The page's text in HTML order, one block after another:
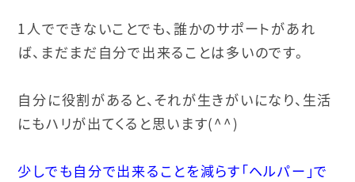
1人でできないことでも、誰かのサポートがあれ
ば、まだまだ自分で出来ることは多いのです。
自分に役割があると、それが生きがいになり、 生活
にもハリが出てくると思います(^^)
少しでも自分で出来ることを減らす「ヘルパー」で